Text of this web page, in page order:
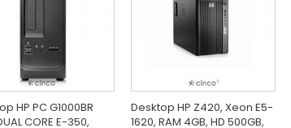
HP PC G1000BR
CORE E-350,
Desktop HP Z420, Xeon E5-
1620, RAM 4GB, HD 500GB,